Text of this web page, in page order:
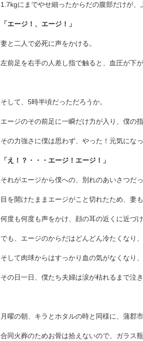
1.7kgにまでやせ細ったからだの腹部だけが、
「エージ！、エージ！」
妻と二人で必死に声をかける。
左前足を右手の人差し指で触ると、血圧が下
そして、5時半頃だっただろうか。
エージのその前足に一瞬だけ力が入り、僕の
その力強さに僕は思わず、やった！元気にな
「え！？・・・エージ！エージ！」
それがエージから僕への、別れのあいさつだっ
目を開けたままエージがこと切れたため、妻
何度も何度も声をかけ、顔の耳の近くに近づ
でも、エージのからだはどんどん冷たくなり
そして肉球からはすっかり血の気がなくなり
その日一日、僕たち夫婦は涙が枯れるまで泣き
月曜の朝、キラとホタルの時と同様に、蒲郡
合同火葬のためお骨は拾えないので、ガラス